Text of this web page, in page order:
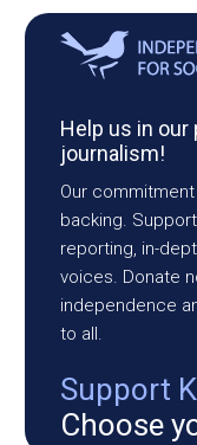
Help us in
journalism!
Our
backing.
reporting, in-
voices. Donate
independence
to all.
Support
Choose